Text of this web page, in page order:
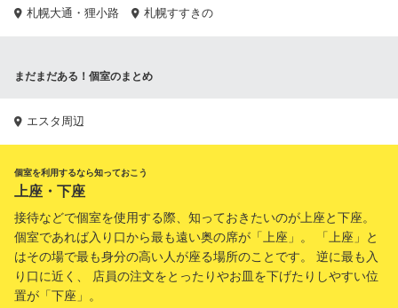
札幌大通・狸小路 札幌すすきの
まだまだある！個室のまとめ
エスタ周辺
個室を利用するなら知っておこう
上座・下座
接待などで個室を使用する際、知っておきたいのが上座と下座。
個室であれば入り口から最も遠い奥の席が「上座」。 「上座」と
はその場で最も身分の高い人が座る場所のことです。 逆に最も入
り口に近く、 店員の注文をとったりやお皿を下げたりしやすい位
置が「下座」。